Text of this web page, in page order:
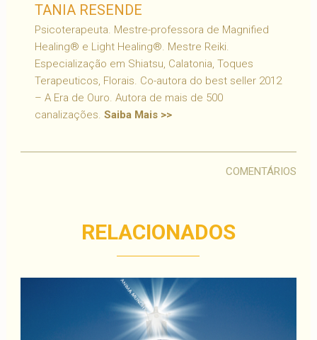
TANIA RESENDE
Psicoterapeuta. Mestre-professora de Magnified
Healing® e Light Healing®. Mestre Reiki.
Especialização em Shiatsu, Calatonia, Toques
Terapeuticos, Florais. Co-autora do best seller 2012
– A Era de Ouro. Autora de mais de 500
canalizações. Saiba Mais >>
COMENTÁRIOS
RELACIONADOS